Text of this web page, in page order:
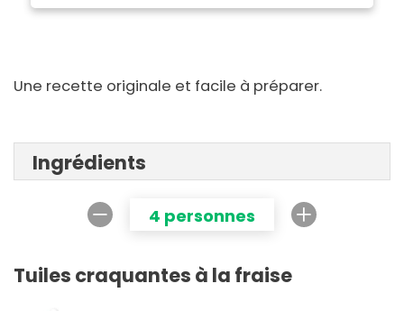
Une recette originale et facile à préparer.
Ingrédients
4 personnes
Tuiles craquantes à la fraise